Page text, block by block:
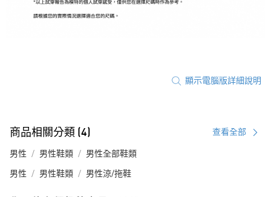
顯示電腦版詳細說明
商品相關分類 (4) 查看全部
男性 男性鞋類 男性全部鞋類
男性 男性鞋類 男性涼/拖鞋